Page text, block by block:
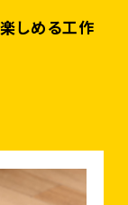
楽しめる工作